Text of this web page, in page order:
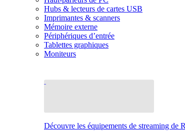
Hubs & lecteurs de cartes USB
Imprimantes & scanners
Mémoire externe
Périphériques d’entrée
Tablettes graphiques
Moniteurs
Découvre les équipements de streaming de